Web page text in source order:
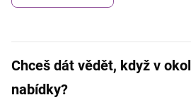
Chceš dát vědět, když v
nabídky?